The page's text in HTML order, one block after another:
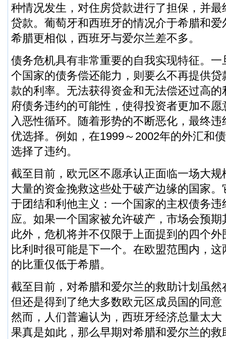
种情况发生，对住房贷款进行了担保，并
贷款。葡萄牙和西班牙的情况介于希腊和
希腊更相似，西班牙与爱尔兰差不多。
债务危机具有非常重要的自我实现特征。
个国家的债务偿还能力，则要么不再提供
款的利率。无法获得资金和无法偿还过高
府债务违约的可能性，使得投资者更加不
入恶性循环。随着形势的不断恶化，最终
优选择。例如，在1999～2002年的外汇和
选择了违约。
截至目前，欧元区不愿承认正面临一场大
大量的资金挽救这些处于破产边缘的国家
于团结和利他主义：一个国家的主权债务
应。如果一个国家被允许破产，市场会预
此外，危机将并不仅限于上面提到的四个
比利时很可能是下一个。在欧盟范围内，
的比重仅低于希腊。
截至目前，对希腊和爱尔兰的救助计划虽
但还是得到了绝大多数欧元区成员国的同
然而，人们普遍认为，西班牙经济总量太
果真是如此，那么早期对希腊和爱尔兰的